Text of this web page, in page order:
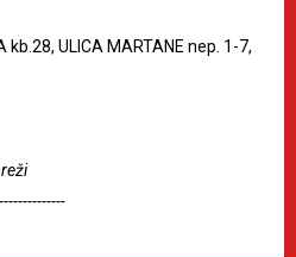
kb.28, ULICA MARTANE nep. 1-7,